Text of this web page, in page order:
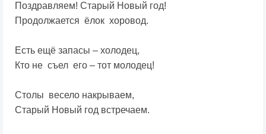
Поздравляем! Старый Новый год!
Продолжается ёлок хоровод.
Есть ещё запасы – холодец,
Кто не съел его – тот молодец!
Столы весело накрываем,
Старый Новый год встречаем.